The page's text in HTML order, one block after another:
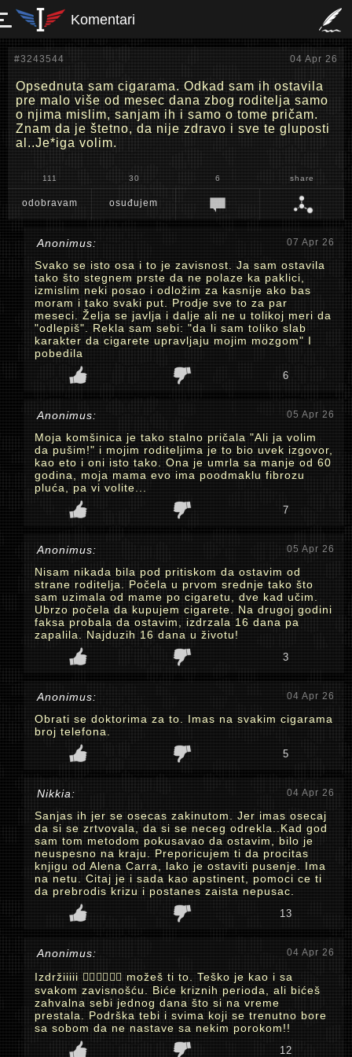
Komentari
#3243544 04 Apr 26
Opsednuta sam cigarama. Odkad sam ih ostavila
pre malo više od mesec dana zbog roditelja samo
o njima mislim, sanjam ih i samo o tome pričam.
Znam da je štetno, da nije zdravo i sve te gluposti
al..Je*iga volim.
111 30 6 share
odobravam osuđujem
Anonimus: 07 Apr 26
Svako se isto osa i to je zavisnost. Ja sam ostavila
tako što stegnem prste da ne polaze ka paklici,
izmislim neki posao i odložim za kasnije ako bas
moram i tako svaki put. Prodje sve to za par
meseci. Želja se javlja i dalje ali ne u tolikoj meri da
"odlepiš". Rekla sam sebi: "da li sam toliko slab
karakter da cigarete upravljaju mojim mozgom" I
pobedila
6
Anonimus: 05 Apr 26
Moja komšinica je tako stalno pričala "Ali ja volim
da pušim!" i mojim roditeljima je to bio uvek izgovor,
kao eto i oni isto tako. Ona je umrla sa manje od 60
godina, moja mama evo ima poodmaklu fibrozu
pluća, pa vi volite...
7
Anonimus: 05 Apr 26
Nisam nikada bila pod pritiskom da ostavim od
strane roditelja. Počela u prvom srednje tako što
sam uzimala od mame po cigaretu, dve kad učim.
Ubrzo počela da kupujem cigarete. Na drugoj godini
faksa probala da ostavim, izdrzala 16 dana pa
zapalila. Najduzih 16 dana u životu!
3
Anonimus: 04 Apr 26
Obrati se doktorima za to. Imas na svakim cigarama
broj telefona.
5
Nikkia: 04 Apr 26
Sanjas ih jer se osecas zakinutom. Jer imas osecaj
da si se zrtvovala, da si se neceg odrekla..Kad god
sam tom metodom pokusavao da ostavim, bilo je
neuspesno na kraju. Preporicujem ti da procitas
knjigu od Alena Carra, lako je ostaviti pusenje. Ima
na netu. Citaj je i sada kao apstinent, pomoci ce ti
da prebrodis krizu i postanes zaista nepusac.
13
Anonimus: 04 Apr 26
Izdržiiiii ✊🏻✊🏻✊🏻 možeš ti to. Teško je kao i sa
svakom zavisnošću. Biće kriznih perioda, ali bićeš
zahvalna sebi jednog dana što si na vreme
prestala. Podrška tebi i svima koji se trenutno bore
sa sobom da ne nastave sa nekim porokom!!
12